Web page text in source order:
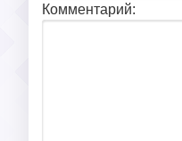
Комментарий: